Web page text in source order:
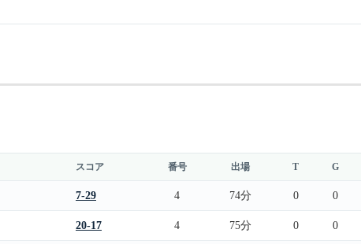
スコア 番号 出場 T G
7-29 4 74分 0 0
20-17 4 75分 0 0